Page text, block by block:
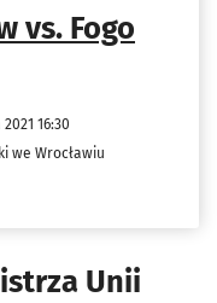
vs. Fogo
16:30
we Wrocławiu
Unii